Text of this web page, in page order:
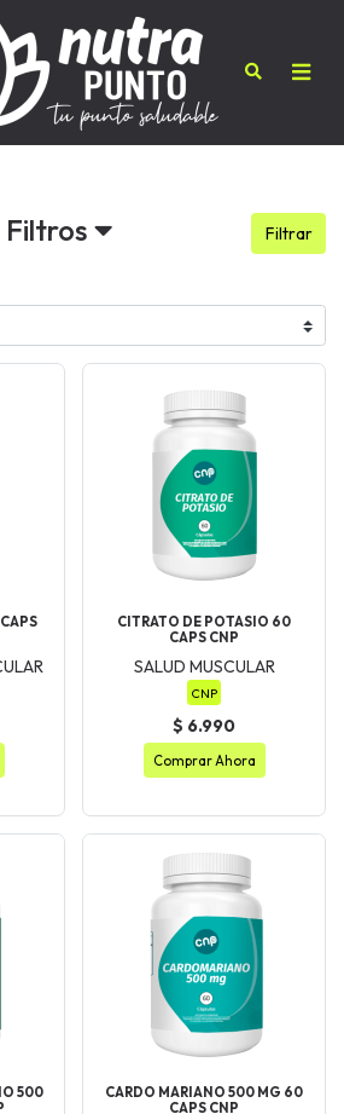
Filtros Filtrar
CITRATO DE POTASIO 60
CAPS CNP
SALUD MUSCULAR
CNP
$ 6.990
Comprar Ahora
500
CARDO MARIANO 500 MG 60
CAPS CNP